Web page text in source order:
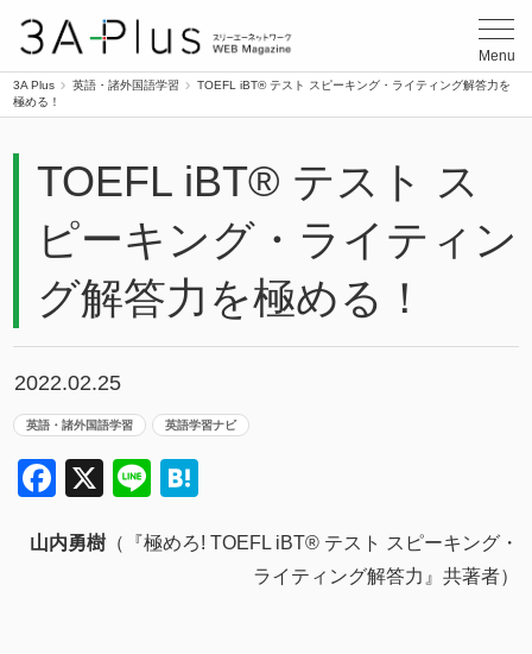
Menu
3A Plus 英語・諸外国語学習
TOEFL iBT® テスト スピーキング・ライティング解答力を
極める！
TOEFL iBT® テスト ス
ピーキング・ライティン
グ解答力を極める！
2022.02.25
英語・諸外国語学習 英語学習ナビ
Facebook
X Line
山内勇樹（『極めろ! TOEFL iBT® テスト スピーキング・
ライティング解答力』共著者）